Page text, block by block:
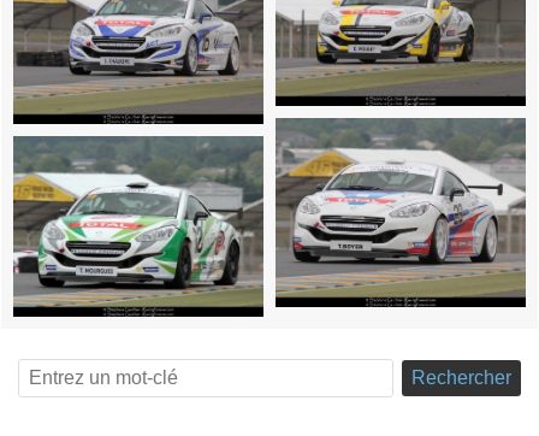
Rechercher